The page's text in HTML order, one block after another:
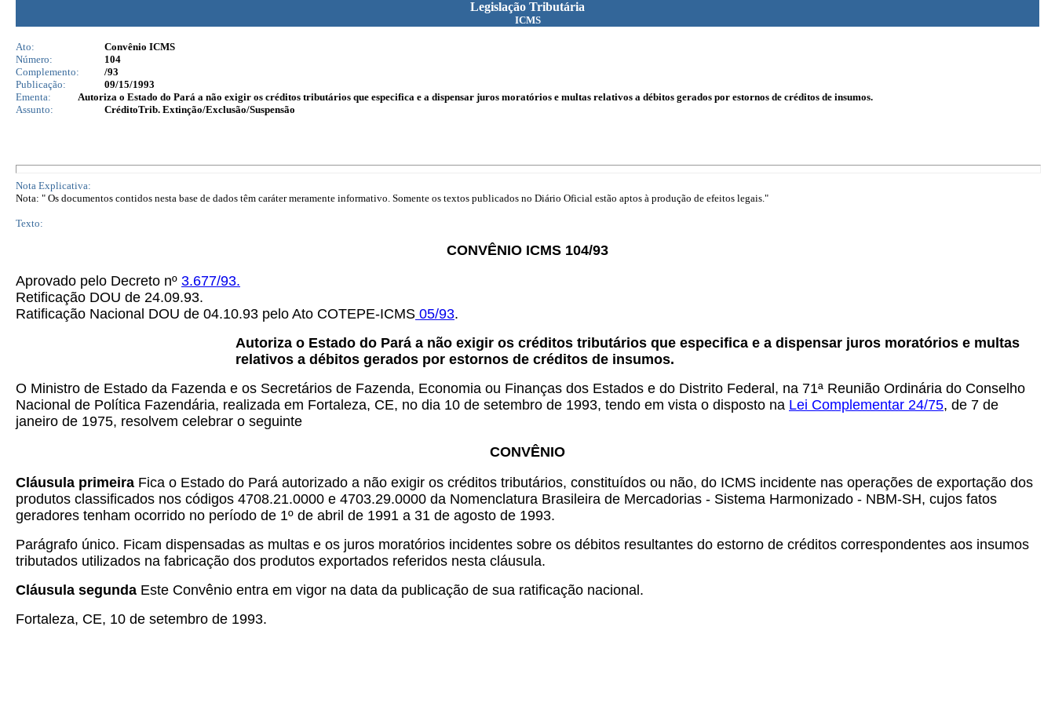
Legislação Tributária
ICMS
Ato:
Convênio ICMS
Número:
104
Complemento:
/93
Publicação:
09/15/1993
Ementa:
Autoriza o Estado do Pará a não exigir os créditos tributários que especifica e a dispensar juros moratórios e multas relativos a débitos gerados por estornos de créditos de insumos.
Assunto:
CréditoTrib. Extinção/Exclusão/Suspensão
Nota Explicativa:
Nota: " Os documentos contidos nesta base de dados têm caráter meramente informativo. Somente os textos publicados no Diário Oficial estão aptos à produção de efeitos legais."
Texto:
CONVÊNIO ICMS 104/93
Aprovado pelo Decreto nº 3.677/93.
Retificação DOU de 24.09.93.
Ratificação Nacional DOU de 04.10.93 pelo Ato COTEPE-ICMS 05/93.
Autoriza o Estado do Pará a não exigir os créditos tributários que especifica e a dispensar juros moratórios e multas
relativos a débitos gerados por estornos de créditos de insumos.
O Ministro de Estado da Fazenda e os Secretários de Fazenda, Economia ou Finanças dos Estados e do Distrito Federal, na 71ª Reunião Ordinária do Conselho
Nacional de Política Fazendária, realizada em Fortaleza, CE, no dia 10 de setembro de 1993, tendo em vista o disposto na Lei Complementar 24/75, de 7 de
janeiro de 1975, resolvem celebrar o seguinte
CONVÊNIO
Cláusula primeira Fica o Estado do Pará autorizado a não exigir os créditos tributários, constituídos ou não, do ICMS incidente nas operações de exportação dos
produtos classificados nos códigos 4708.21.0000 e 4703.29.0000 da Nomenclatura Brasileira de Mercadorias - Sistema Harmonizado - NBM-SH, cujos fatos
geradores tenham ocorrido no período de 1º de abril de 1991 a 31 de agosto de 1993.
Parágrafo único. Ficam dispensadas as multas e os juros moratórios incidentes sobre os débitos resultantes do estorno de créditos correspondentes aos insumos
tributados utilizados na fabricação dos produtos exportados referidos nesta cláusula.
Cláusula segunda Este Convênio entra em vigor na data da publicação de sua ratificação nacional.
Fortaleza, CE, 10 de setembro de 1993.